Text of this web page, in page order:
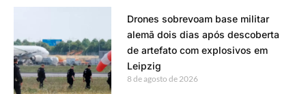
Drones sobrevoam base militar
alemã dois dias após descoberta
de artefato com explosivos em
Leipzig
8 de agosto de 2026